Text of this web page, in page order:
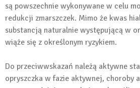
są powszechnie wykonywane w celu
redukcji zmarszczek. Mimo że kwas
substancją naturalnie występującą w
wiąże się z określonym ryzykiem.
Do przeciwwskazań należą aktywne
opryszczka w fazie aktywnej, choroby